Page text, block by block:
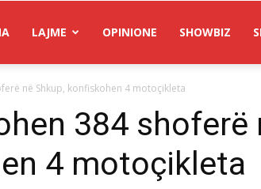
LAJME OPINIONE SHOWBIZ
në Shkup, konfiskohen 4 motoçikleta
384 shoferë
4 motoçikleta